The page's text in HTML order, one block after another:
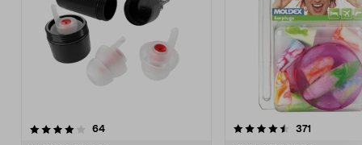
64arvostelut
4.5 viidestä
371
4.5 viidestä